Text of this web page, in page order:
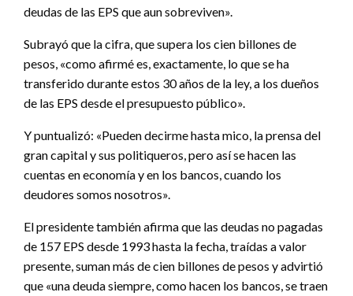
deudas de las EPS que aun sobreviven».
Subrayó que la cifra, que supera los cien billones de
pesos, «como afirmé es, exactamente, lo que se ha
transferido durante estos 30 años de la ley, a los dueños
de las EPS desde el presupuesto público».
Y puntualizó: «Pueden decirme hasta mico, la prensa del
gran capital y sus politiqueros, pero así se hacen las
cuentas en economía y en los bancos, cuando los
deudores somos nosotros».
El presidente también afirma que las deudas no pagadas
de 157 EPS desde 1993 hasta la fecha, traídas a valor
presente, suman más de cien billones de pesos y advirtió
que «una deuda siempre, como hacen los bancos, se traen